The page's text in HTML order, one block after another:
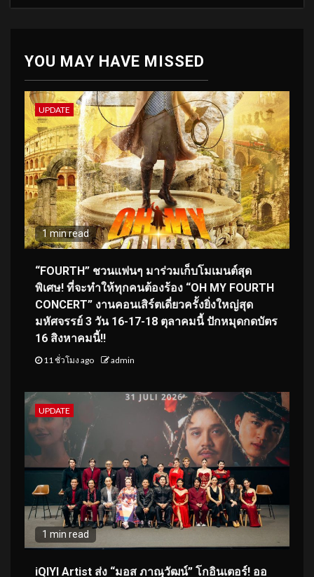
YOU MAY HAVE MISSED
UPDATE
1 min read
“FOURTH” ชวนแฟนๆ มาร่วมเก็บโมเมนต์สุด
พิเศษ! ที่จะทำให้ทุกคนต้องร้อง “OH MY FOURTH
CONCERT” งานคอนเสิร์ตเดี่ยวครั้งยิ่งใหญ่สุด
มหัศจรรย์ 3 วัน 16-17-18 ตุลาคมนี้ ปักหมุดกดบัตร
16 สิงหาคมนี้!!
11 ชั่วโมง ago admin
UPDATE
1 min read
iQIYI Artist ส่ง “มอส ภาณุวัฒน์” โกอินเตอร์! ออ